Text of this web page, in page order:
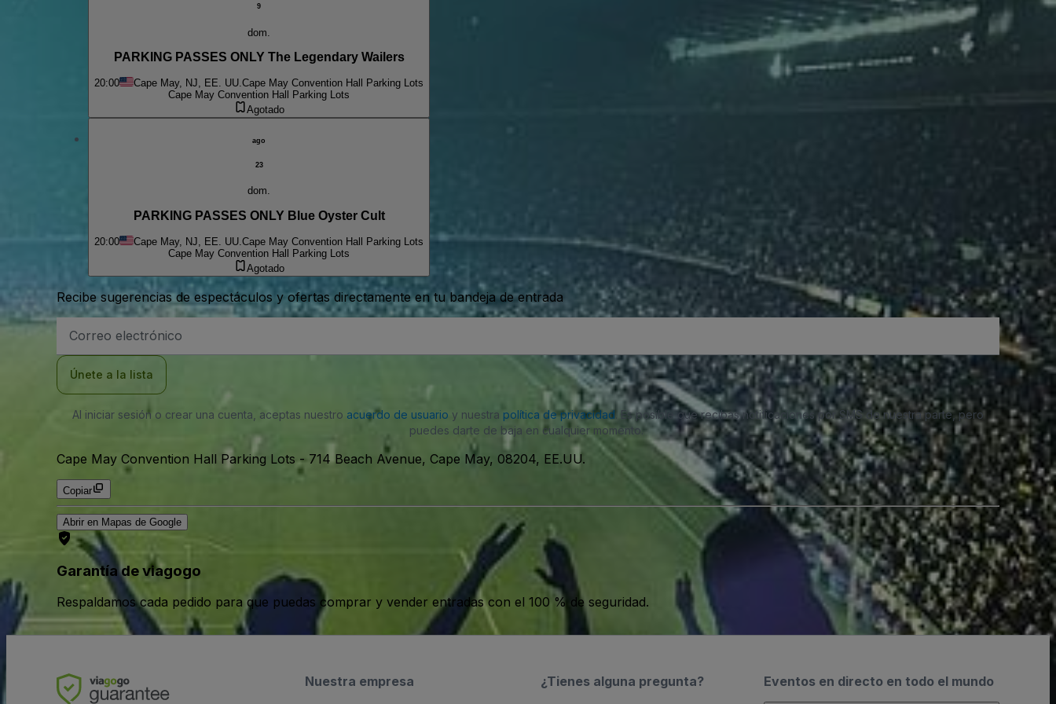
9
dom.
PARKING PASSES ONLY The Legendary Wailers
20:00 Cape May, NJ, EE. UU. Cape May Convention Hall Parking Lots
Cape May Convention Hall Parking Lots
Agotado
ago
23
dom.
PARKING PASSES ONLY Blue Oyster Cult
20:00 Cape May, NJ, EE. UU. Cape May Convention Hall Parking Lots
Cape May Convention Hall Parking Lots
Agotado
Recibe sugerencias de espectáculos y ofertas directamente en tu bandeja de entrada
de
Únete a la lista
Al iniciar sesión o crear una cuenta, aceptas nuestro acuerdo de usuario y nuestra política de privacidad . Es posible que recibas notificaciones por SMS de nuestra parte, pero
puedes darte de baja en cualquier momento.
Cape May Convention Hall Parking Lots - 714 Beach Avenue, Cape May, 08204, EE.UU.
Copiar
Abrir en Mapas de Google
Garantía de viagogo
Respaldamos cada pedido para que puedas comprar y vender entradas con el 100 % de seguridad.
Eventos en directo en todo el mundo
Nuestra empresa ¿Tienes alguna pregunta?